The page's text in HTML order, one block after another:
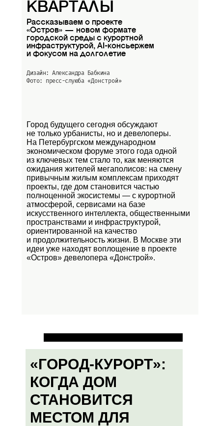
КВАРТАЛЫ
Рассказываем о проекте
«Остров» — новом формате
городской среды с курортной
инфраструктурой, AI-консьержем
и фокусом на долголетие
Дизайн: Александра Бабкина
Фото: пресс-слуюба «Донстрой»
Город будущего сегодня обсуждают
не только урбанисты, но и девелоперы.
На Петербургском международном
экономическом форуме этого года одной
из ключевых тем стало то, как меняются
ожидания жителей мегаполисов: на смену
привычным жилым комплексам приходят
проекты, где дом становится частью
полноценной экосистемы — с курортной
атмосферой, сервисами на базе
искусственного интеллекта, общественными
пространствами и инфраструктурой,
ориентированной на качество
и продолжительность жизни. В Москве эти
идеи уже находят воплощение в проекте
«Остров» девелопера «Донстрой».
«ГОРОД-КУРОРТ»:
КОГДА ДОМ
СТАНОВИТСЯ
МЕСТОМ ДЛЯ